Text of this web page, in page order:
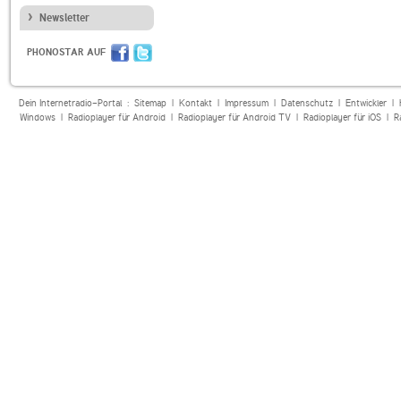
Newsletter
PHONOSTAR AUF
Dein Internetradio-Portal : Sitemap| Kontakt| Impressum| Datenschutz| Entwickler|
Windows| Radioplayer für Android| Radioplayer für Android TV| Radioplayer für iOS|